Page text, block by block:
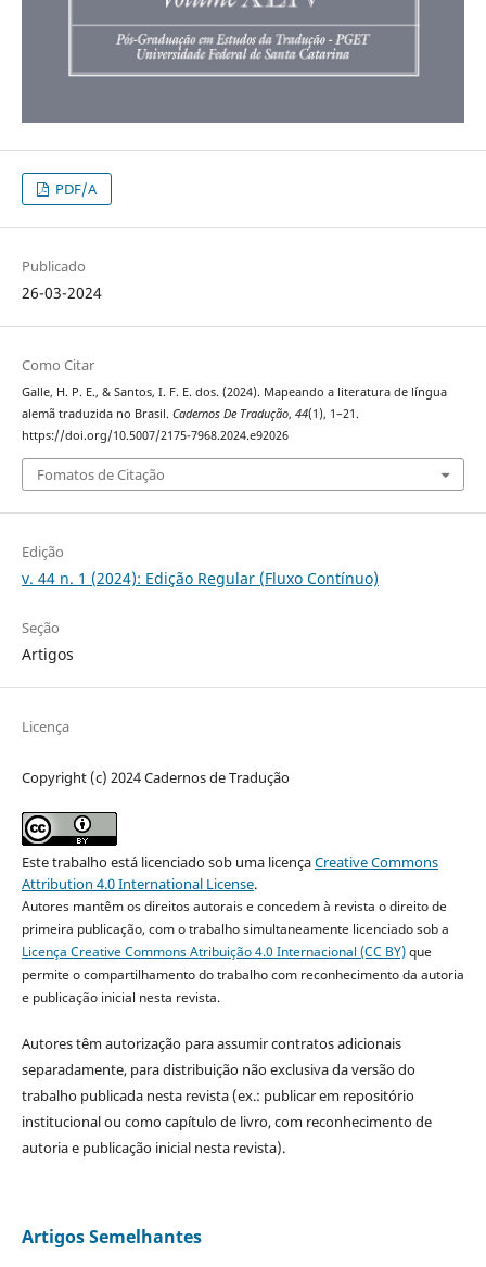
PDF/A
Publicado
26-03-2024
Como Citar
Galle, H. P. E., & Santos, I. F. E. dos. (2024). Mapeando a literatura de língua
alemã traduzida no Brasil. Cadernos De Tradução, 44(1), 1–21.
https://doi.org/10.5007/2175-7968.2024.e92026
Fomatos de Citação
Edição
v. 44 n. 1 (2024): Edição Regular (Fluxo Contínuo)
Seção
Artigos
Licença
Copyright (c) 2024 Cadernos de Tradução
Este trabalho está licenciado sob uma licençaCreative Commons
Attribution 4.0 International License.
Autores mantêm os direitos autorais e concedem à revista o direito de
primeira publicação, com o trabalho simultaneamente licenciado sob a
Licença Creative Commons Atribuição 4.0 Internacional (CC BY)que
permite o compartilhamento do trabalho com reconhecimento da autoria
e publicação inicial nesta revista.
Autores têm autorização para assumir contratos adicionais
separadamente, para distribuição não exclusiva da versão do
trabalho publicada nesta revista (ex.: publicar em repositório
institucional ou como capítulo de livro, com reconhecimento de
autoria e publicação inicial nesta revista).
Artigos Semelhantes